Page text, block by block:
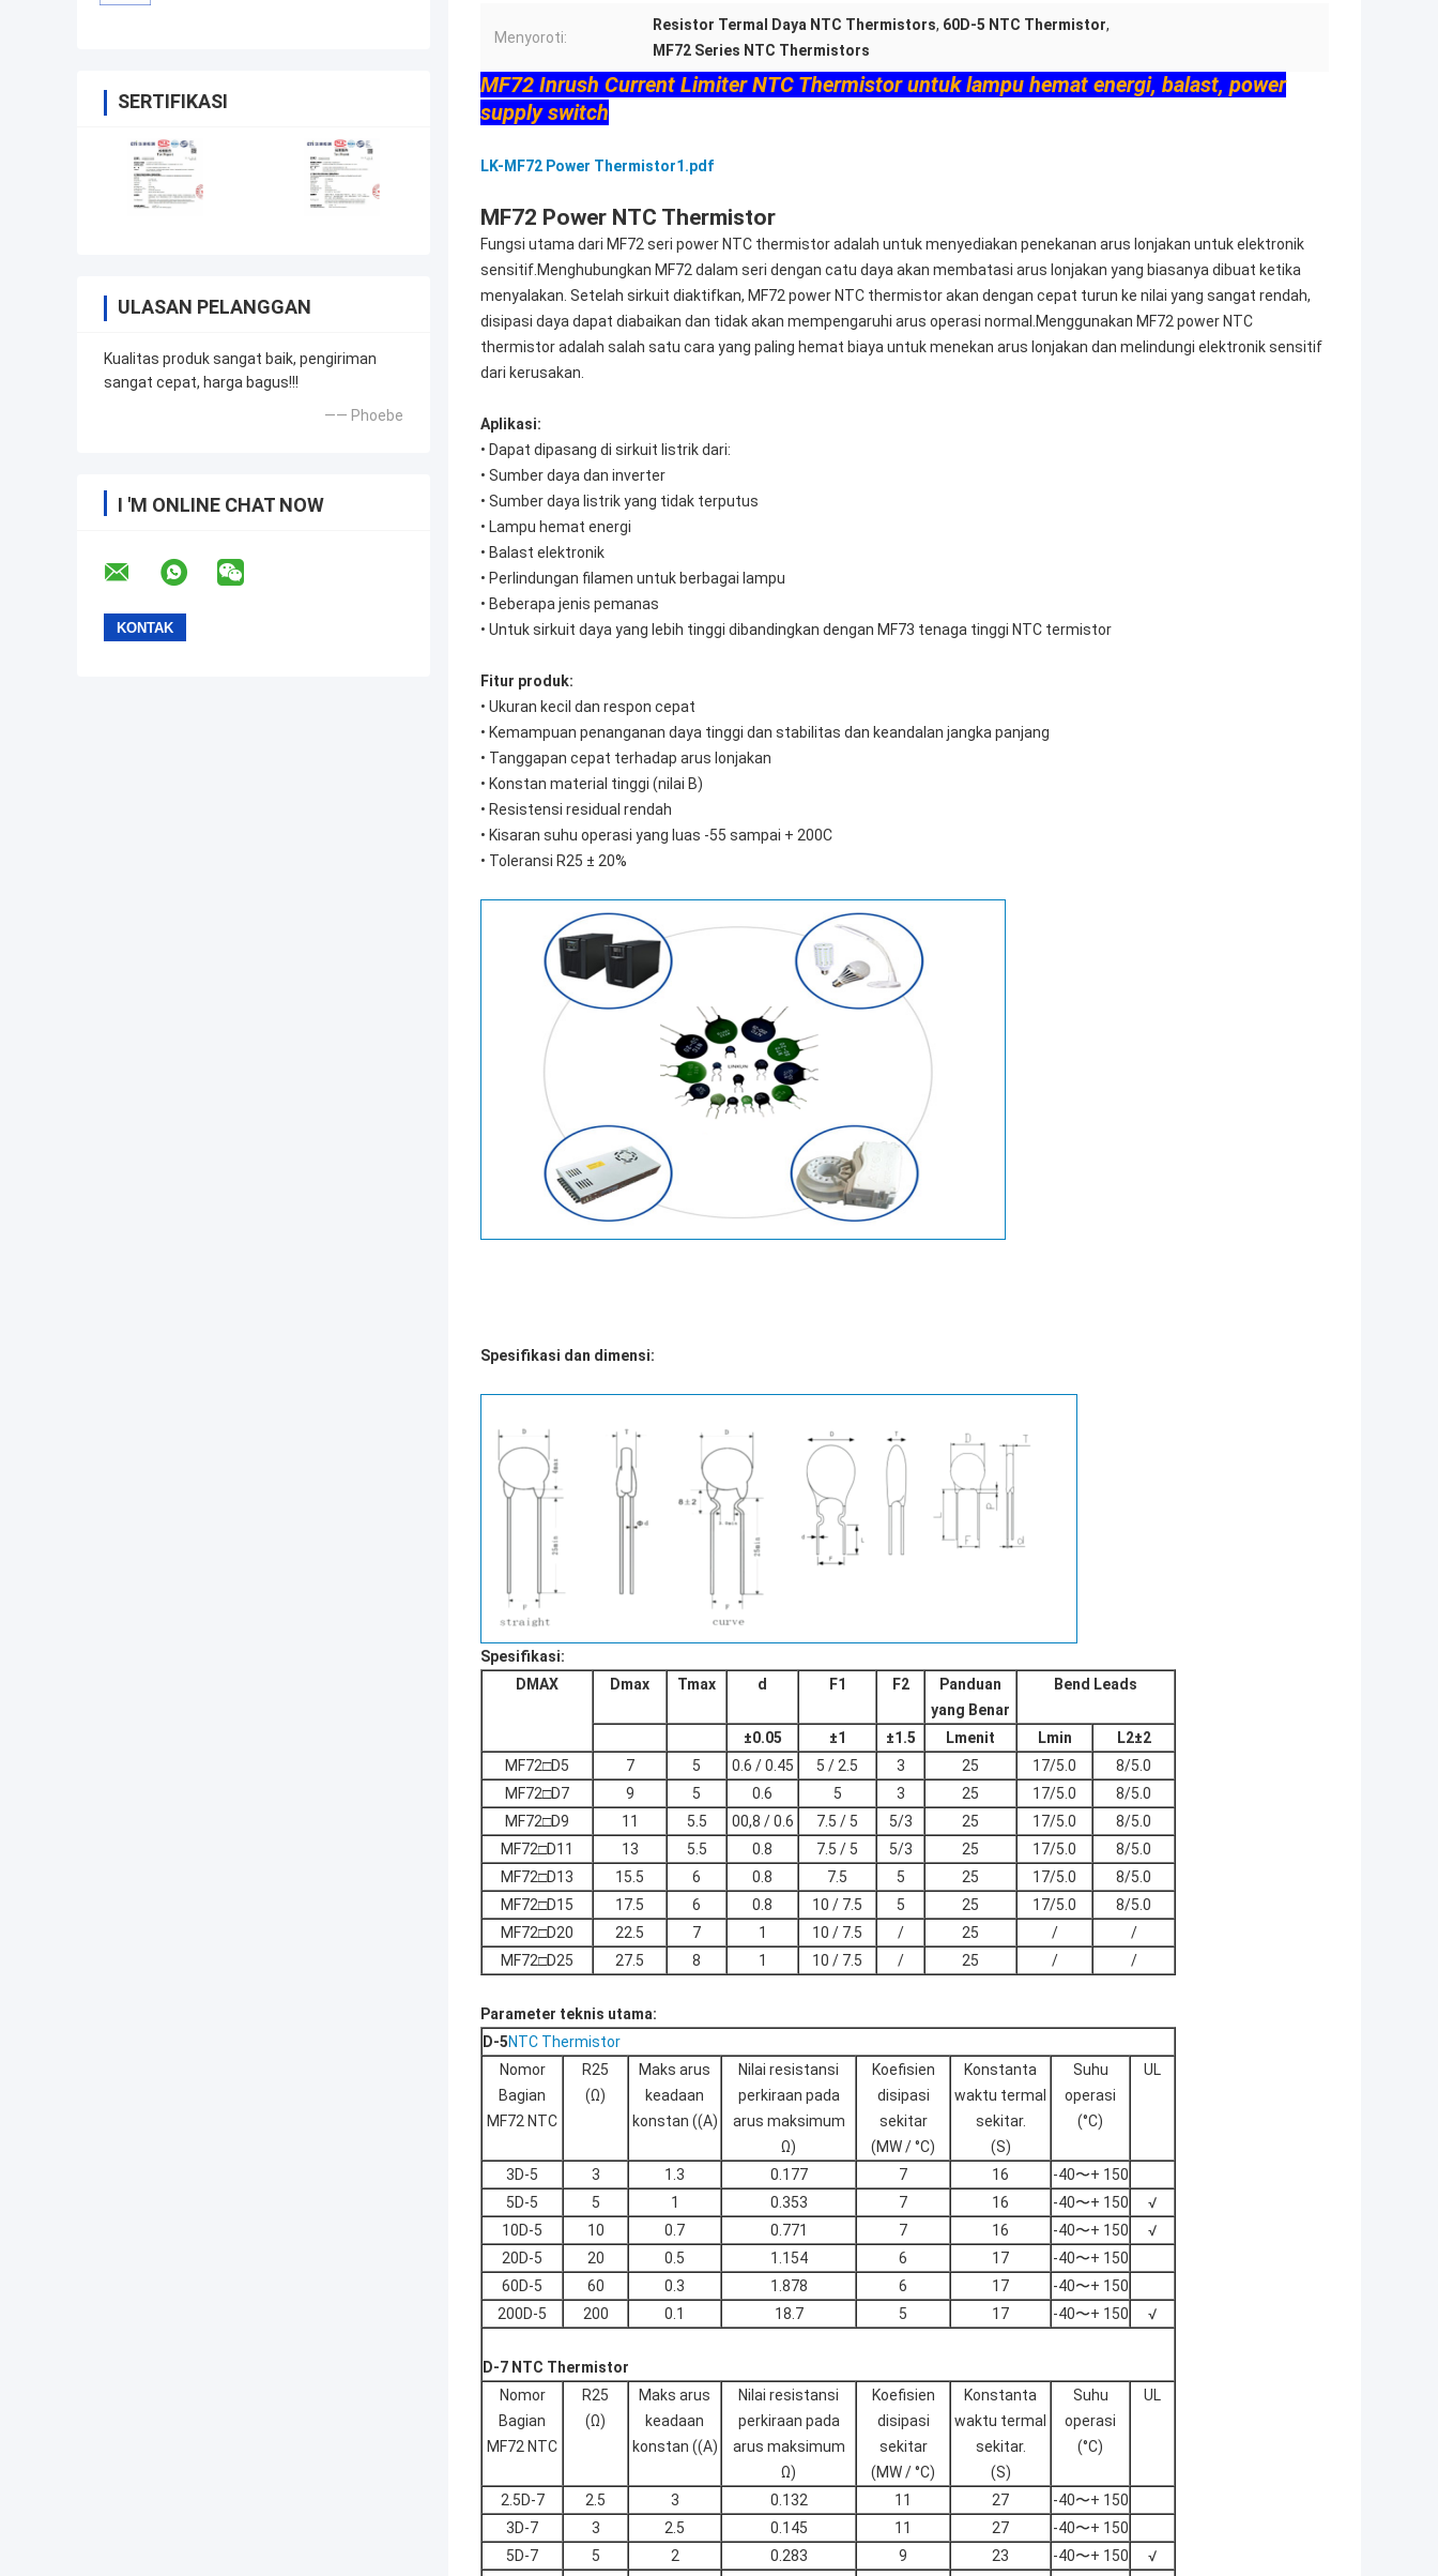
SERTIFIKASI
ULASAN PELANGGAN
Kualitas produk sangat baik, pengiriman
sangat cepat, harga bagus!!!
—— Phoebe
I 'M ONLINE CHAT NOW
Menyoroti:
Resistor Termal Daya NTC Thermistors, 60D-5 NTC Thermistor,
MF72 Series NTC Thermistors
MF72 Inrush Current Limiter NTC Thermistor untuk lampu hemat energi, balast, power
supply switch
LK-MF72 Power Thermistor1.pdf
MF72 Power NTC Thermistor
Fungsi utama dari MF72 seri power NTC thermistor adalah untuk menyediakan penekanan arus lonjakan untuk elektronik
sensitif.Menghubungkan MF72 dalam seri dengan catu daya akan membatasi arus lonjakan yang biasanya dibuat ketika
menyalakan. Setelah sirkuit diaktifkan, MF72 power NTC thermistor akan dengan cepat turun ke nilai yang sangat rendah,
disipasi daya dapat diabaikan dan tidak akan mempengaruhi arus operasi normal.Menggunakan MF72 power NTC
thermistor adalah salah satu cara yang paling hemat biaya untuk menekan arus lonjakan dan melindungi elektronik sensitif
dari kerusakan.
Aplikasi:
• Dapat dipasang di sirkuit listrik dari:
• Sumber daya dan inverter
• Sumber daya listrik yang tidak terputus
• Lampu hemat energi
• Balast elektronik
• Perlindungan filamen untuk berbagai lampu
• Beberapa jenis pemanas
• Untuk sirkuit daya yang lebih tinggi dibandingkan dengan MF73 tenaga tinggi NTC termistor
Fitur produk:
• Ukuran kecil dan respon cepat
• Kemampuan penanganan daya tinggi dan stabilitas dan keandalan jangka panjang
• Tanggapan cepat terhadap arus lonjakan
• Konstan material tinggi (nilai B)
• Resistensi residual rendah
• Kisaran suhu operasi yang luas -55 sampai + 200C
• Toleransi R25 ± 20%
Spesifikasi dan dimensi:
Spesifikasi:
DMAX
Dmax Tmax d F1 F2
Panduan
yang Benar
Bend Leads
±0.05 ±1 ±1.5 Lmenit Lmin
L2±2
MF72□D5
7 5 0.6 / 0.45 5 / 2.5 3 25 17/5.0
8/5.0
MF72□D7
9 5 0.6 5 3 25 17/5.0
8/5.0
MF72□D9
11 5.5 00,8 / 0.6 7.5 / 5 5/3 25 17/5.0
8/5.0
MF72□D11
13 5.5 0.8 7.5 / 5 5/3 25 17/5.0
8/5.0
MF72□D13
15.5 6 0.8 7.5 5 25 17/5.0
8/5.0
MF72□D15
17.5 6 0.8 10 / 7.5 5 25 17/5.0
8/5.0
MF72□D20
22.5 7 1 10 / 7.5 / 25 /
/
MF72□D25
27.5 8 1 10 / 7.5 / 25 / /
Parameter teknis utama:
D-5NTC Thermistor
Nomor
Bagian
MF72 NTC
R25
(Ω)
Maks arus
keadaan
konstan ((A)
Nilai resistansi
perkiraan pada
arus maksimum
Ω)
Koefisien
disipasi
sekitar
(MW / °C)
Konstanta
waktu termal
sekitar.
(S)
Suhu
operasi
(°C)
UL
3D-5 3 1.3 0.177 7 16
-40〜+ 150
5D-5
5 1 0.353 7 16 -40〜+ 150
√
10D-5
10 0.7 0.771 7 16 -40〜+ 150
√
20D-5
20 0.5 1.154 6 17
-40〜+ 150
60D-5
60 0.3 1.878 6 17
-40〜+ 150
200D-5
200 0.1 18.7 5 17 -40〜+ 150 √
D-7 NTC Thermistor
Nomor
Bagian
MF72 NTC
R25
(Ω)
Maks arus
keadaan
konstan ((A)
Nilai resistansi
perkiraan pada
arus maksimum
Ω)
Koefisien
disipasi
sekitar
(MW / °C)
Konstanta
waktu termal
sekitar.
(S)
Suhu
operasi
(°C)
UL
2.5D-7 2.5 3 0.132 11 27
-40〜+ 150
3D-7
3 2.5 0.145 11 27
-40〜+ 150
5D-7
5 2 0.283 9 23 -40〜+ 150
√